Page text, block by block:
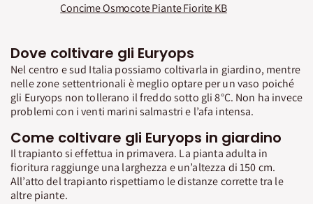
Concime Osmocote Piante Fiorite KB
Dove coltivare gli Euryops
Nel centro e sud Italia possiamo coltivarla in giardino, mentre
nelle zone settentrionali è meglio optare per un vaso poiché
gli Euryops non tollerano il freddo sotto gli 8°C. Non ha invece
problemi con i venti marini salmastri e l’afa intensa.
Come coltivare gli Euryops in giardino
Il trapianto si effettua in primavera. La pianta adulta in
fioritura raggiunge una larghezza e un’altezza di 150 cm.
All’atto del trapianto rispettiamo le distanze corrette tra le
altre piante.